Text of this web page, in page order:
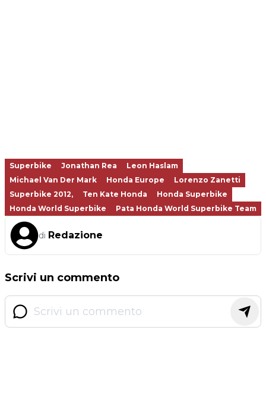
Superbike Jonathan Rea
Leon Haslam
Michael Van Der Mark
Honda Europe
Lorenzo Zanetti
Superbike 2012,
Ten Kate Honda
Honda Superbike
Honda World Superbike
Pata Honda World Superbike Team
di Redazione
Scrivi un commento